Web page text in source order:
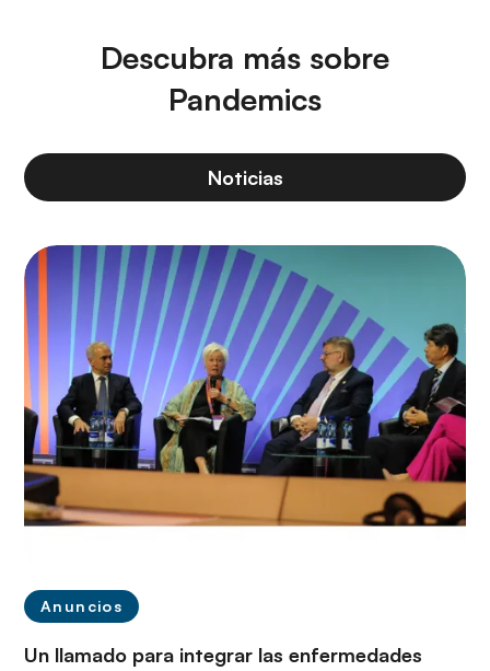
Descubra más sobre
Pandemics
Noticias
Anuncios
Un llamado para integrar las enfermedades